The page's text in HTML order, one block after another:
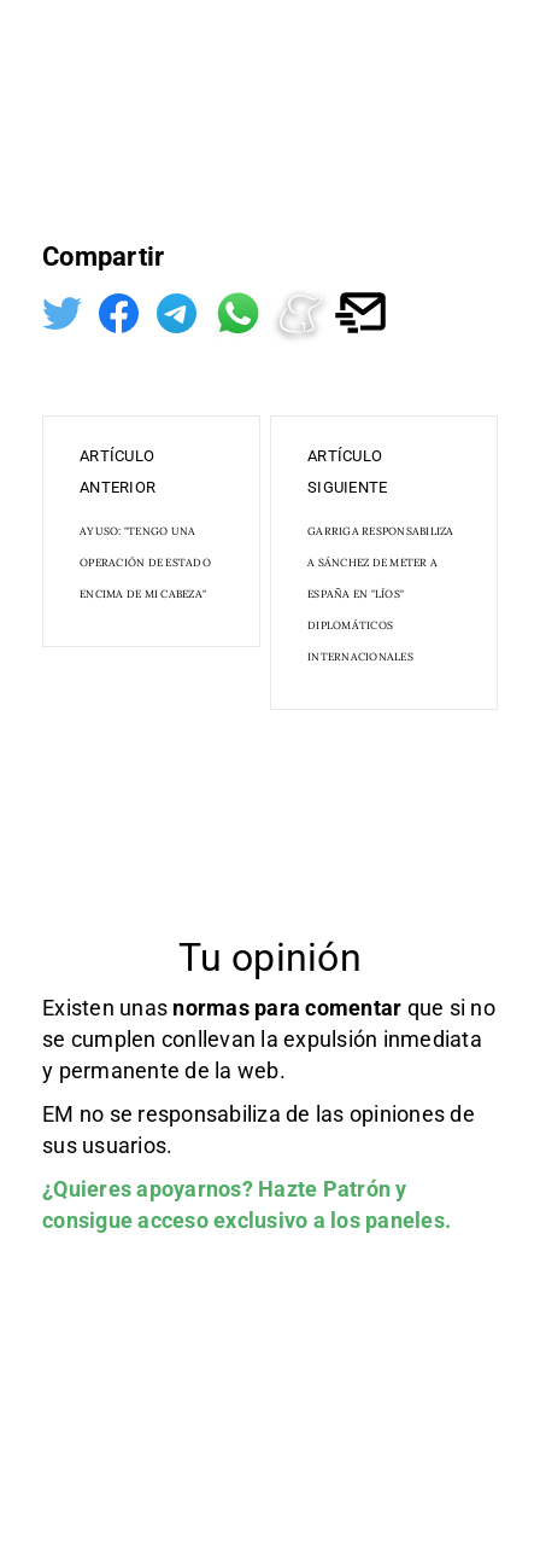
Compartir
ARTÍCULO
ANTERIOR
AYUSO: "TENGO UNA
OPERACIÓN DE ESTADO
ENCIMA DE MI CABEZA"
ARTÍCULO
SIGUIENTE
GARRIGA RESPONSABILIZA
A SÁNCHEZ DE METER A
ESPAÑA EN "LÍOS"
DIPLOMÁTICOS
INTERNACIONALES
Tu opinión
Existen unas normas para comentar que si no
se cumplen conllevan la expulsión inmediata
y permanente de la web.
EM no se responsabiliza de las opiniones de
sus usuarios.
¿Quieres apoyarnos? Hazte Patróny
consigue acceso exclusivo a los paneles.